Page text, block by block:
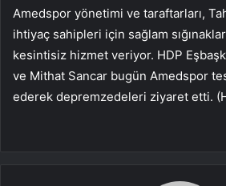
Amedspor yönetimi ve taraftarları,
ihtiyaç sahipleri için sağlam
kesintisiz hizmet veriyor. HDP
ve Mithat Sancar bugün Amedspor
ederek depremzedeleri ziyaret etti.